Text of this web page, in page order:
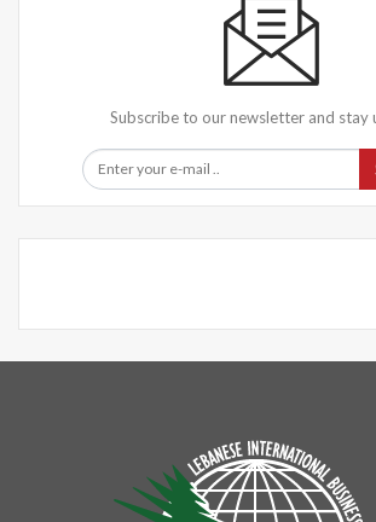
Subscribe to our newsletter and stay